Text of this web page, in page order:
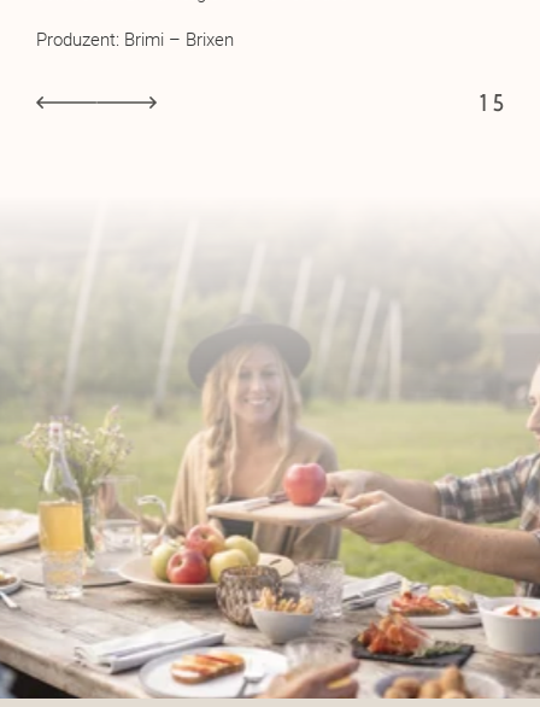
Produzent: Brimi – Brixen
1 5